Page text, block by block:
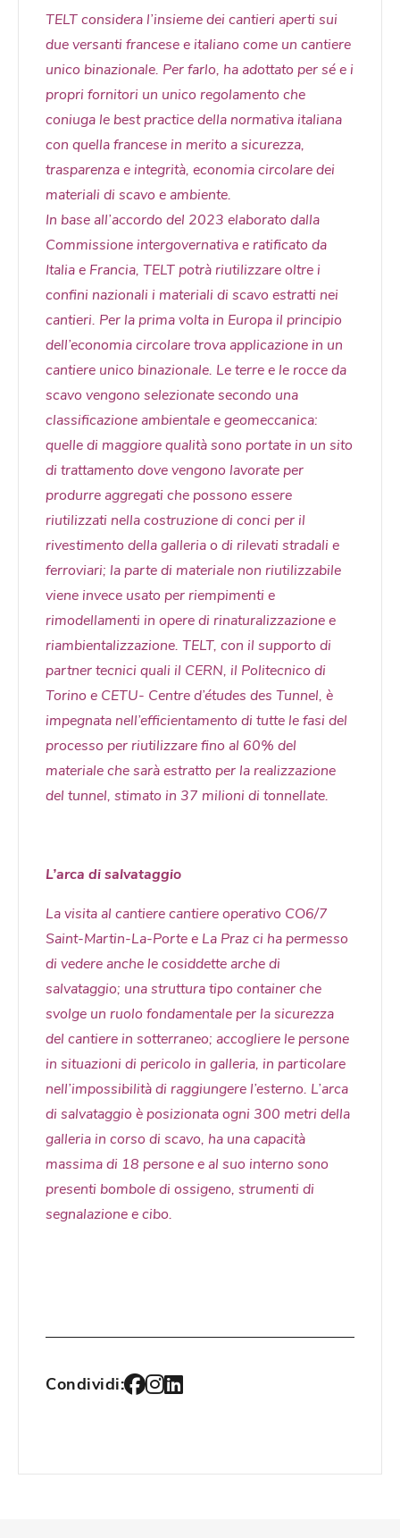
TELT considera l’insieme dei cantieri aperti sui
due versanti francese e italiano come un cantiere
unico binazionale. Per farlo, ha adottato per sé e i
propri fornitori un unico regolamento che
coniuga le best practice della normativa italiana
con quella francese in merito a sicurezza,
trasparenza e integrità, economia circolare dei
materiali di scavo e ambiente.
In base all’accordo del 2023 elaborato dalla
Commissione intergovernativa e ratificato da
Italia e Francia, TELT potrà riutilizzare oltre i
confini nazionali i materiali di scavo estratti nei
cantieri. Per la prima volta in Europa il principio
dell’economia circolare trova applicazione in un
cantiere unico binazionale. Le terre e le rocce da
scavo vengono selezionate secondo una
classificazione ambientale e geomeccanica:
quelle di maggiore qualità sono portate in un sito
di trattamento dove vengono lavorate per
produrre aggregati che possono essere
riutilizzati nella costruzione di conci per il
rivestimento della galleria o di rilevati stradali e
ferroviari; la parte di materiale non riutilizzabile
viene invece usato per riempimenti e
rimodellamenti in opere di rinaturalizzazione e
riambientalizzazione. TELT, con il supporto di
partner tecnici quali il CERN, il Politecnico di
Torino e CETU- Centre d’études des Tunnel, è
impegnata nell’efficientamento di tutte le fasi del
processo per riutilizzare fino al 60% del
materiale che sarà estratto per la realizzazione
del tunnel, stimato in 37 milioni di tonnellate.
L’arca di salvataggio
La visita al cantiere cantiere operativo CO6/7
Saint-Martin-La-Porte e La Praz ci ha permesso
di vedere anche le cosiddette arche di
salvataggio; una struttura tipo container che
svolge un ruolo fondamentale per la sicurezza
del cantiere in sotterraneo; accogliere le persone
in situazioni di pericolo in galleria, in particolare
nell’impossibilità di raggiungere l’esterno. L’arca
di salvataggio è posizionata ogni 300 metri della
galleria in corso di scavo, ha una capacità
massima di 18 persone e al suo interno sono
presenti bombole di ossigeno, strumenti di
segnalazione e cibo.
Condividi: